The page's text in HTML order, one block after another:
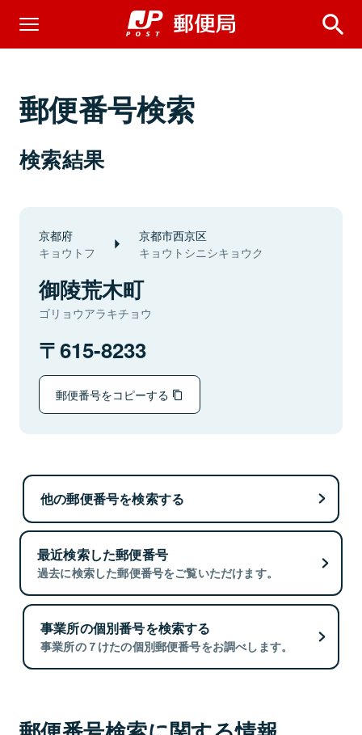
郵便番号検索
検索結果
京都府
キョウトフ
京都市西京区
キョウトシニシキョウク
御陵荒木町
ゴリョウアラキチョウ
615-8233
郵便番号をコピーする
他の郵便番号を検索する
最近検索した郵便番号
過去に検索した郵便番号をご覧いただけます。
事業所の個別番号を検索する
事業所の７けたの個別郵便番号をお調べします。